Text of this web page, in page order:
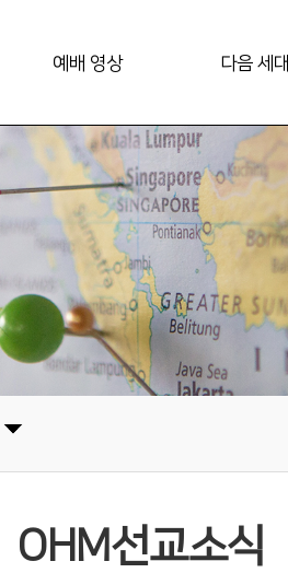
예배 영상 다음 세대
OHM선교소식